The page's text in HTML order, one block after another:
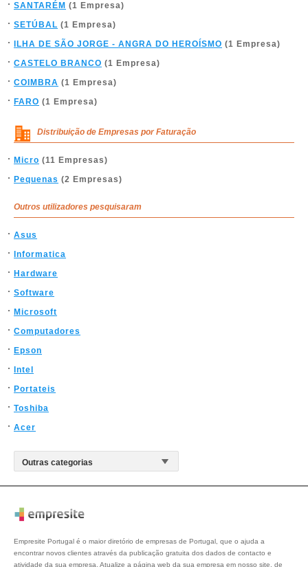
SANTARÉM (1 Empresa)
SETÚBAL (1 Empresa)
ILHA DE SÃO JORGE - ANGRA DO HEROÍSMO (1 Empresa)
CASTELO BRANCO (1 Empresa)
COIMBRA (1 Empresa)
FARO (1 Empresa)
Distribuição de Empresas por Faturação
Micro (11 Empresas)
Pequenas (2 Empresas)
Outros utilizadores pesquisaram
Asus
Informatica
Hardware
Software
Microsoft
Computadores
Epson
Intel
Portateis
Toshiba
Acer
Empresite Portugal é o maior diretório de empresas de Portugal, que o ajuda a
encontrar novos clientes através da publicação gratuita dos dados de contacto e
atividade da sua empresa. Atualize a página web da sua empresa em nosso site, de